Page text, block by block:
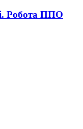
Робота ППО